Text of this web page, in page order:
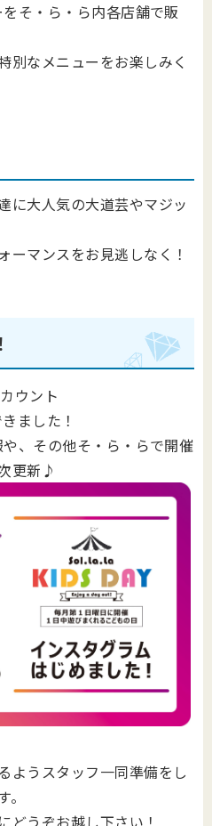
そ・ら・ら内各店舗で販
別なメニューをお楽しみく
に大人気の大道芸やマジッ
ーマンスをお見逃しなく！
ウント
ました！
、その他そ・ら・らで開催
更新♪
ようスタッフ一同準備をし
どうぞお越し下さい！